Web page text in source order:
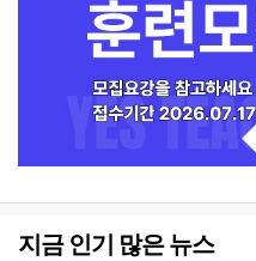
지금 인기 많은 뉴스